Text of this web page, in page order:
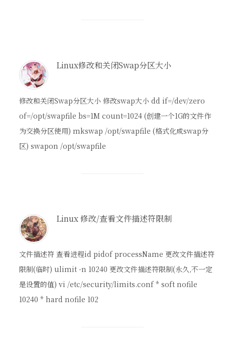
Linux修改和关闭Swap分区大小
修改和关闭Swap分区大小 修改swap大小 dd if=/dev/zero
of=/opt/swapfile bs=1M count=1024 (创建一个1G的文件作
为交换分区使用) mkswap /opt/swapfile (格式化成swap分
区) swapon /opt/swapfile
Linux 修改/查看文件描述符限制
文件描述符 查看进程id pidof processName 更改文件描述符
限制(临时) ulimit -n 10240 更改文件描述符限制(永久,不一定
是设置的值) vi /etc/security/limits.conf * soft nofile
10240 * hard nofile 102